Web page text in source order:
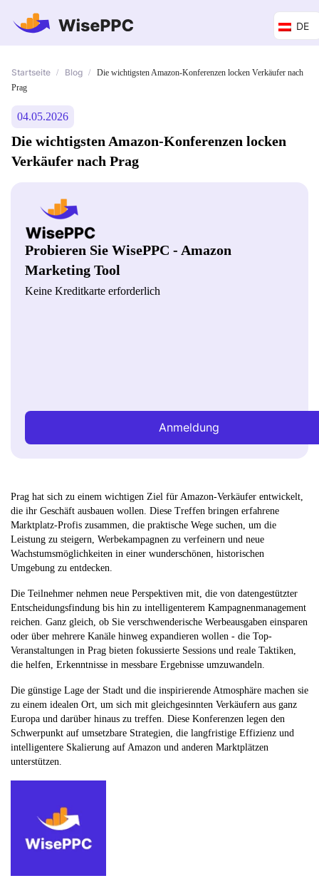
DE
Startseite / Blog /
Die wichtigsten Amazon-Konferenzen locken Verkäufer nach
Prag
04.05.2026
Die wichtigsten Amazon-Konferenzen locken
Verkäufer nach Prag
Probieren Sie WisePPC - Amazon
Marketing Tool
Keine Kreditkarte erforderlich
Anmeldung
Prag hat sich zu einem wichtigen Ziel für Amazon-Verkäufer entwickelt,
die ihr Geschäft ausbauen wollen. Diese Treffen bringen erfahrene
Marktplatz-Profis zusammen, die praktische Wege suchen, um die
Leistung zu steigern, Werbekampagnen zu verfeinern und neue
Wachstumsmöglichkeiten in einer wunderschönen, historischen
Umgebung zu entdecken.
Die Teilnehmer nehmen neue Perspektiven mit, die von datengestützter
Entscheidungsfindung bis hin zu intelligenterem Kampagnenmanagement
reichen. Ganz gleich, ob Sie verschwenderische Werbeausgaben einsparen
oder über mehrere Kanäle hinweg expandieren wollen - die Top-
Veranstaltungen in Prag bieten fokussierte Sessions und reale Taktiken,
die helfen, Erkenntnisse in messbare Ergebnisse umzuwandeln.
Die günstige Lage der Stadt und die inspirierende Atmosphäre machen sie
zu einem idealen Ort, um sich mit gleichgesinnten Verkäufern aus ganz
Europa und darüber hinaus zu treffen. Diese Konferenzen legen den
Schwerpunkt auf umsetzbare Strategien, die langfristige Effizienz und
intelligentere Skalierung auf Amazon und anderen Marktplätzen
unterstützen.